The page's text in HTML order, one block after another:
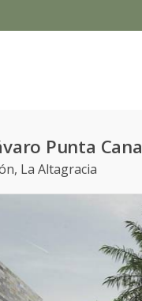
Punta Cana
, La Altagracia